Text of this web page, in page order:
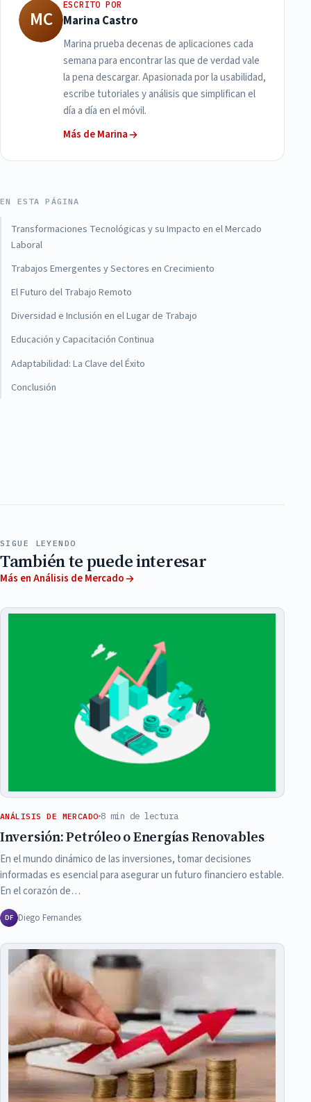
MC
ESCRITO POR
Marina Castro
Marina prueba decenas de aplicaciones cada
semana para encontrar las que de verdad vale
la pena descargar. Apasionada por la usabilidad,
escribe tutoriales y análisis que simplifican el
día a día en el móvil.
Más de Marina
EN ESTA PÁGINA
Transformaciones Tecnológicas y su Impacto en el Mercado
Laboral
Trabajos Emergentes y Sectores en Crecimiento
El Futuro del Trabajo Remoto
Diversidad e Inclusión en el Lugar de Trabajo
Educación y Capacitación Continua
Adaptabilidad: La Clave del Éxito
Conclusión
SIGUE LEYENDO
También te puede interesar
Más en Análisis de Mercado
ANÁLISIS DE MERCADO 8 min de lectura
Inversión: Petróleo o Energías Renovables
En el mundo dinámico de las inversiones, tomar decisiones
informadas es esencial para asegurar un futuro financiero estable.
En el corazón de…
DF Diego Fernandes